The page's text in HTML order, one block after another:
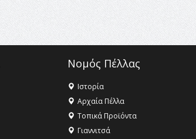
Νομός Πέλλας
Ιστορία
Αρχαία Πέλλα
Τοπικά Προϊόντα
Γιαννιτσά